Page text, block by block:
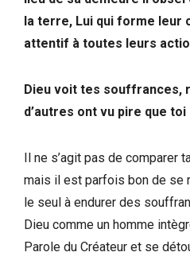
la terre, Lui qui forme leur
attentif à toutes leurs
Dieu voit tes souffrances,
d’autres ont vu pire que toi
Il ne s’agit pas de comparer
mais il est parfois bon de se
le seul à endurer des
Dieu comme un homme
Parole du Créateur et se